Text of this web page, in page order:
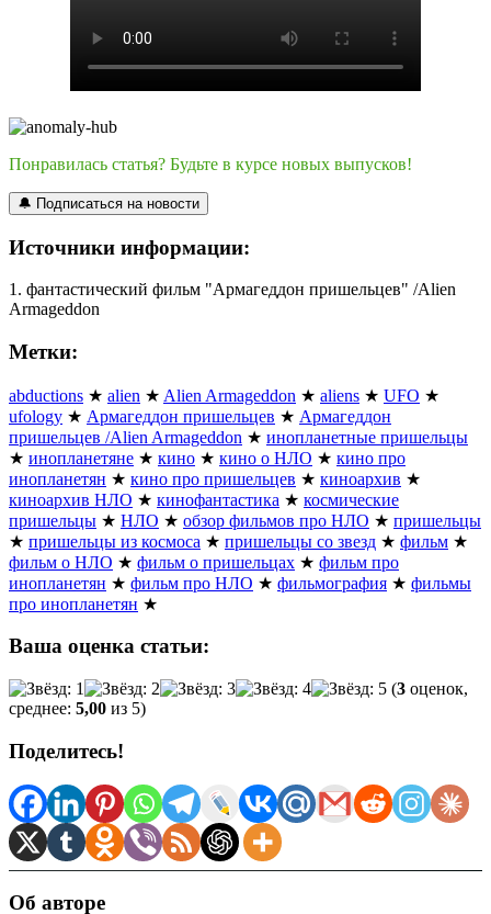
Понравилась статья? Будьте в курсе новых выпусков!
🔔 Подписаться на новости
Источники информации:
1. фантастический фильм "Армагеддон пришельцев" /Alien
Armageddon
Метки:
abductions ★ alien ★ Alien Armageddon ★ aliens ★ UFO ★
ufology ★ Армагеддон пришельцев ★ Армагеддон
пришельцев /Alien Armageddon ★ инопланетные пришельцы
★ инопланетяне ★ кино ★ кино о НЛО ★ кино про
инопланетян ★ кино про пришельцев ★ киноархив ★
киноархив НЛО ★ кинофантастика ★ космические
пришельцы ★ НЛО ★ обзор фильмов про НЛО ★ пришельцы
★ пришельцы из космоса ★ пришельцы со звезд ★ фильм ★
фильм о НЛО ★ фильм о пришельцах ★ фильм про
инопланетян ★ фильм про НЛО ★ фильмография ★ фильмы
про инопланетян ★
Ваша оценка статьи:
(3 оценок,
среднее: 5,00 из 5)
Поделитесь!
Об авторе